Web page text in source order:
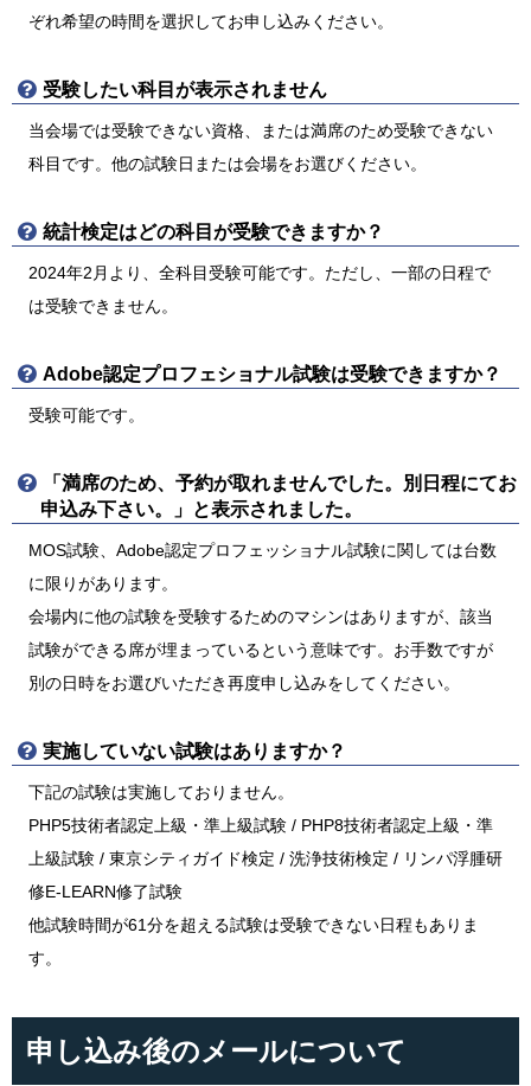
ぞれ希望の時間を選択してお申し込みください。
受験したい科目が表示されません
当会場では受験できない資格、または満席のため受験できない
科目です。他の試験日または会場をお選びください。
統計検定はどの科目が受験できますか？
2024年2月より、全科目受験可能です。ただし、一部の日程で
は受験できません。
Adobe認定プロフェショナル試験は受験できますか？
受験可能です。
「満席のため、予約が取れませんでした。別日程にてお
申込み下さい。」と表示されました。
MOS試験、Adobe認定プロフェッショナル試験に関しては台数
に限りがあります。
会場内に他の試験を受験するためのマシンはありますが、該当
試験ができる席が埋まっているという意味です。お手数ですが
別の日時をお選びいただき再度申し込みをしてください。
実施していない試験はありますか？
下記の試験は実施しておりません。
PHP5技術者認定上級・準上級試験 / PHP8技術者認定上級・準
上級試験 / 東京シティガイド検定 / 洗浄技術検定 / リンパ浮腫研
修E-LEARN修了試験
他試験時間が61分を超える試験は受験できない日程もありま
す。
申し込み後のメールについて